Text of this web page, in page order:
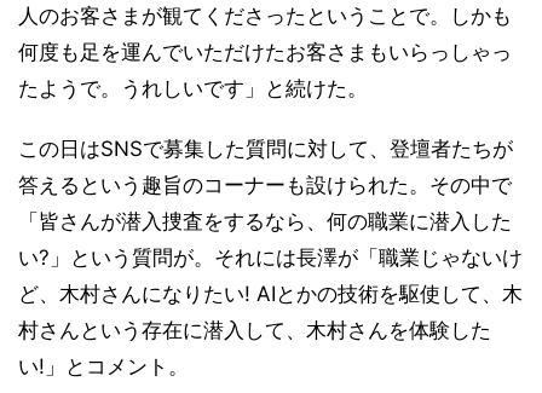
人のお客さまが観てくださったということで。しかも
何度も足を運んでいただけたお客さまもいらっしゃっ
たようで。うれしいです」と続けた。
この日はSNSで募集した質問に対して、登壇者たちが
答えるという趣旨のコーナーも設けられた。その中で
「皆さんが潜入捜査をするなら、何の職業に潜入した
い?」という質問が。それには長澤が「職業じゃないけ
ど、木村さんになりたい! AIとかの技術を駆使して、木
村さんという存在に潜入して、木村さんを体験した
い!」とコメント。